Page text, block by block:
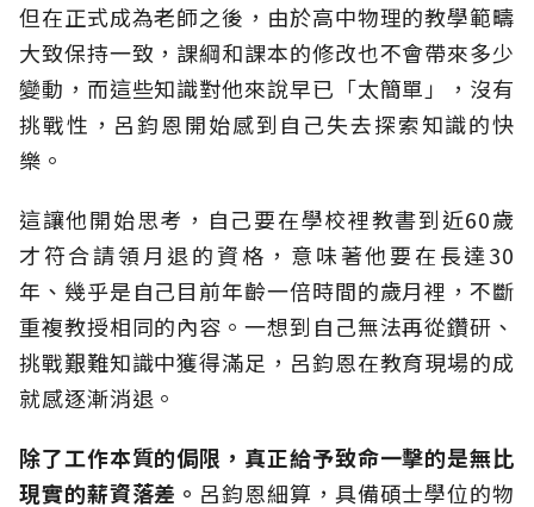
但在正式成為老師之後，由於高中物理的教學範疇
大致保持一致，課綱和課本的修改也不會帶來多少
變動，而這些知識對他來說早已「太簡單」，沒有
挑戰性，呂鈞恩開始感到自己失去探索知識的快
樂。
這讓他開始思考，自己要在學校裡教書到近60歲
才符合請領月退的資格，意味著他要在長達30
年、幾乎是自己目前年齡一倍時間的歲月裡，不斷
重複教授相同的內容。一想到自己無法再從鑽研、
挑戰艱難知識中獲得滿足，呂鈞恩在教育現場的成
就感逐漸消退。
除了工作本質的侷限，真正給予致命一擊的是無比
現實的薪資落差。 呂鈞恩細算，具備碩士學位的物